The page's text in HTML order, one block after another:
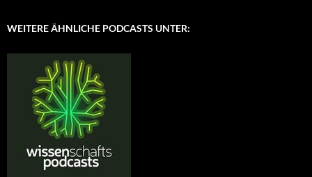
WEITERE ÄHNLICHE PODCASTS UNTER: